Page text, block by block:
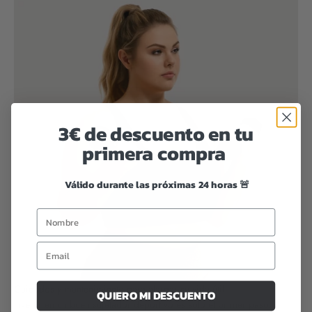
Cuidados y mantenimiento para alargar su vida útil
Invertir en un buen sujetador deportivo es solo el primer paso.
3€ de descuento en tu
primera compra
Válido durante las próximas 24 horas 🚨
QUIERO MI DESCUENTO